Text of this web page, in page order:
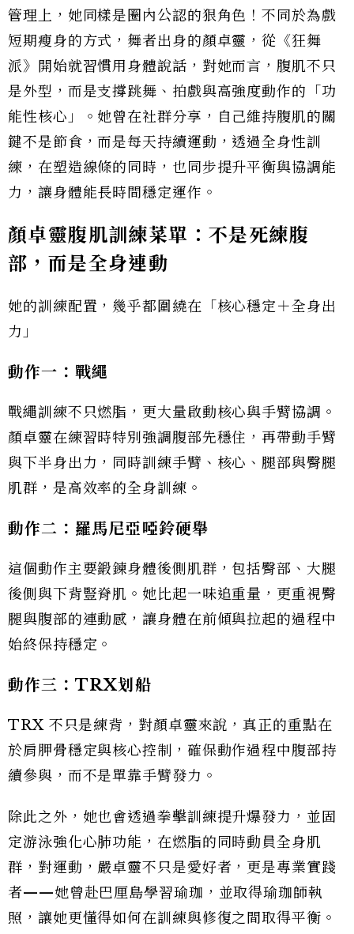
管理上，她同樣是圈內公認的狠角色！不同於為戲
短期瘦身的方式，舞者出身的顏卓靈，從《狂舞
派》開始就習慣用身體說話，對她而言，腹肌不只
是外型，而是支撐跳舞、拍戲與高強度動作的「功
能性核心」。她曾在社群分享，自己維持腹肌的關
鍵不是節食，而是每天持續運動，透過全身性訓
練，在塑造線條的同時，也同步提升平衡與協調能
力，讓身體能長時間穩定運作。
顏卓靈腹肌訓練菜單： 不是死練腹
部，而是全身連動
她的訓練配置，幾乎都圍繞在「核心穩定＋全身出
力」
動作一：戰繩
戰繩訓練不只燃脂，更大量啟動核心與手臂協調。
顏卓靈在練習時特別強調腹部先穩住，再帶動手臂
與下半身出力，同時訓練手臂、核心、腿部與臀腿
肌群，是高效率的全身訓練。
動作二：羅馬尼亞啞鈴硬舉
這個動作主要鍛鍊身體後側肌群，包括臀部、大腿
後側與下背豎脊肌。她比起一味追重量，更重視臀
腿與腹部的連動感，讓身體在前傾與拉起的過程中
始終保持穩定。
動作三：TRX划船
TRX 不只是練背，對顏卓靈來說，真正的重點在
於肩胛骨穩定與核心控制，確保動作過程中腹部持
續參與，而不是單靠手臂發力。
除此之外，她也會透過拳擊訓練提升爆發力，並固
定游泳強化心肺功能，在燃脂的同時動員全身肌
群，對運動，嚴卓靈不只是愛好者，更是專業實踐
者——她曾赴巴厘島學習瑜珈，並取得瑜珈師執
照，讓她更懂得如何在訓練與修復之間取得平衡。